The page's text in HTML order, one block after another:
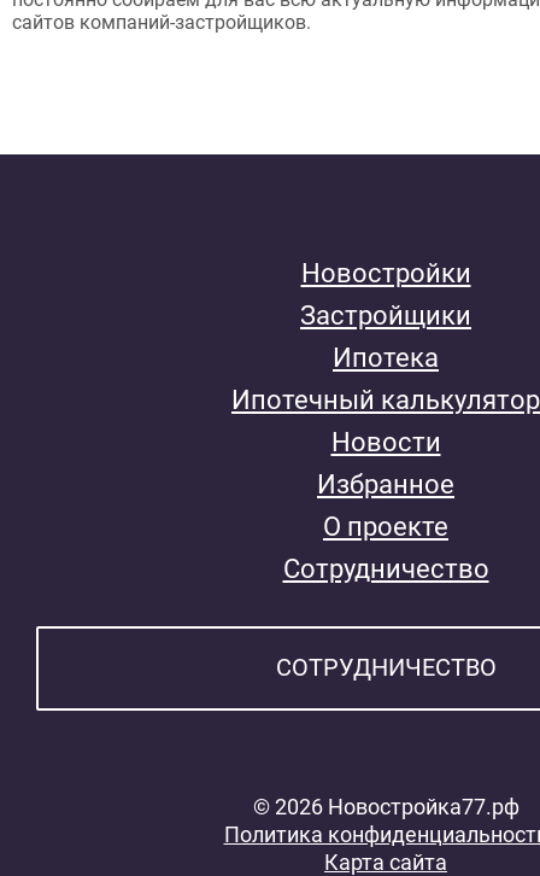
сайтов компаний-застройщиков.
Новостройки
Застройщики
Ипотека
Ипотечный калькулятор
Новости
Избранное
О проекте
Сотрудничество
СОТРУДНИЧЕСТВО
© 2026 Новостройка77.рф
Политика
Карта сайта